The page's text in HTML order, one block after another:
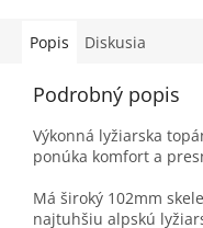
Popis Diskusia
Podrobný popis
Výkonná lyžiarska
ponúka komfort a
Má široký 102mm
najtuhšiu alpskú